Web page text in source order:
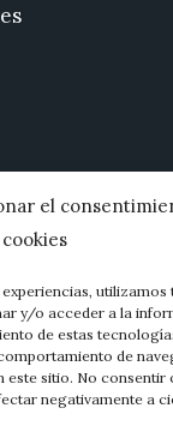
el
y/o acceder a la
de estas
de
este sitio. No consentir
negativamente a
21, 49159,